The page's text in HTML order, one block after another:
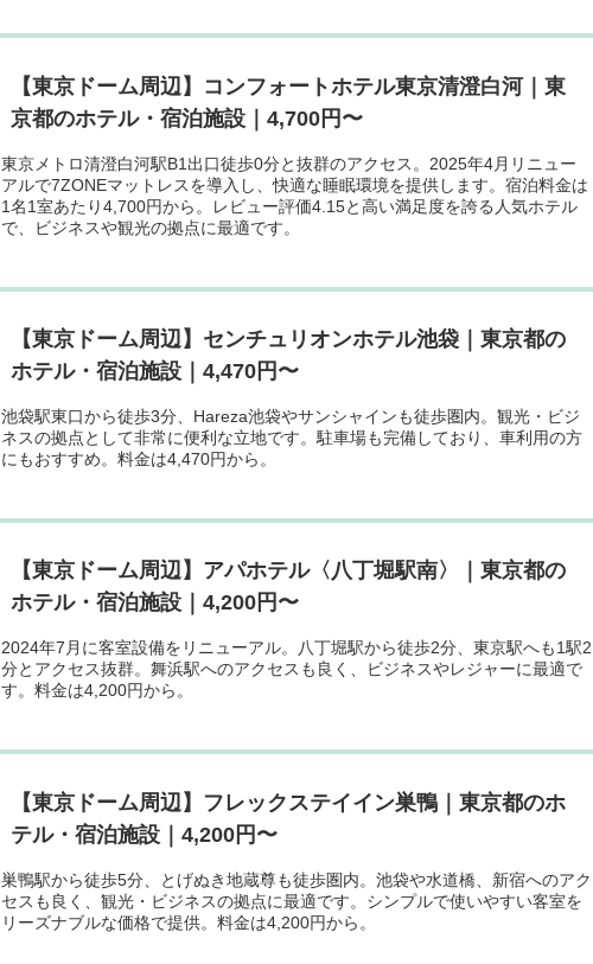
【東京ドーム周辺】コンフォートホテル東京清澄白河｜東
京都のホテル・宿泊施設｜4,700円〜
東京メトロ清澄白河駅B1出口徒歩0分と抜群のアクセス。2025年4月リニュー
アルで7ZONEマットレスを導入し、快適な睡眠環境を提供します。宿泊料金は
1名1室あたり4,700円から。レビュー評価4.15と高い満足度を誇る人気ホテル
で、ビジネスや観光の拠点に最適です。
【東京ドーム周辺】センチュリオンホテル池袋｜東京都の
ホテル・宿泊施設｜4,470円〜
池袋駅東口から徒歩3分、Hareza池袋やサンシャインも徒歩圏内。観光・ビジ
ネスの拠点として非常に便利な立地です。駐車場も完備しており、車利用の方
にもおすすめ。料金は4,470円から。
【東京ドーム周辺】アパホテル〈八丁堀駅南〉｜東京都の
ホテル・宿泊施設｜4,200円〜
2024年7月に客室設備をリニューアル。八丁堀駅から徒歩2分、東京駅へも1駅2
分とアクセス抜群。舞浜駅へのアクセスも良く、ビジネスやレジャーに最適で
す。料金は4,200円から。
【東京ドーム周辺】フレックステイイン巣鴨｜東京都のホ
テル・宿泊施設｜4,200円〜
巣鴨駅から徒歩5分、とげぬき地蔵尊も徒歩圏内。池袋や水道橋、新宿へのアク
セスも良く、観光・ビジネスの拠点に最適です。シンプルで使いやすい客室を
リーズナブルな価格で提供。料金は4,200円から。